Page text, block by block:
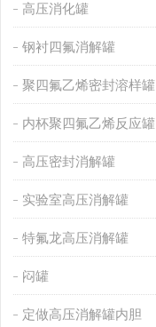
高压消化罐
钢衬四氟消解罐
聚四氟乙烯密封溶样罐
内杯聚四氟乙烯反应罐
高压密封消解罐
实验室高压消解罐
特氟龙高压消解罐
闷罐
定做高压消解罐内胆